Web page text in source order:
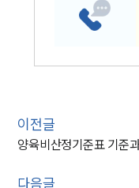
이전글
양육비산정기준표 기준
다음글